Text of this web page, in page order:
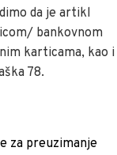
da je artikl
bankovnom
karticama, kao i
78.
za preuzimanje